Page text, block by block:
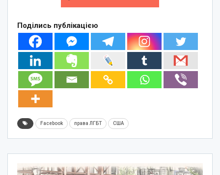
Поділись публікацією
Facebook права ЛГБТ США